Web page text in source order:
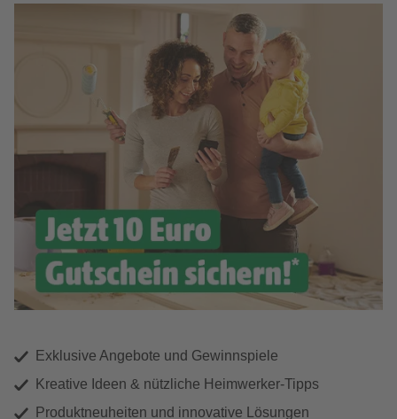
Exklusive Angebote und Gewinnspiele
Kreative Ideen & nützliche Heimwerker-Tipps
Produktneuheiten und innovative Lösungen